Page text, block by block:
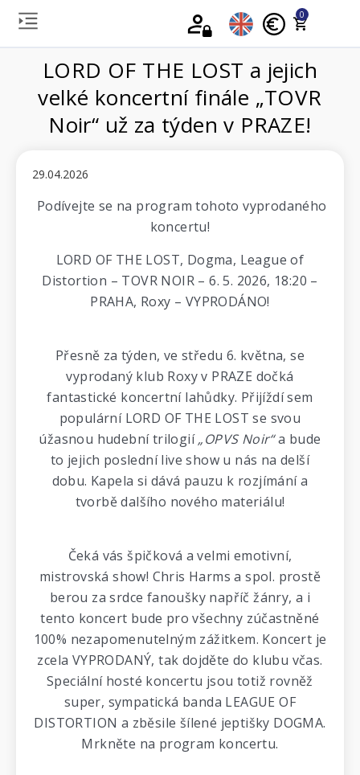
0
LORD OF THE LOST a jejich
velké koncertní finále „TOVR
Noir“ už za týden v PRAZE!
29.04.2026
Podívejte se na program tohoto vyprodaného
koncertu!
LORD OF THE LOST, Dogma, League of
Distortion – TOVR NOIR – 6. 5. 2026, 18:20 –
PRAHA, Roxy – VYPRODÁNO!
Přesně za týden, ve středu 6. května, se
vyprodaný klub Roxy v PRAZE dočká
fantastické koncertní lahůdky. Přijíždí sem
populární LORD OF THE LOST se svou
úžasnou hudební trilogií„OPVS Noir“a bude
to jejich poslední live show u nás na delší
dobu. Kapela si dává pauzu k rozjímání a
tvorbě dalšího nového materiálu!
Čeká vás špičková a velmi emotivní,
mistrovská show! Chris Harms a spol. prostě
berou za srdce fanoušky napříč žánry, a i
tento koncert bude pro všechny zúčastněné
100% nezapomenutelným zážitkem. Koncert je
zcela VYPRODANÝ, tak dojděte do klubu včas.
Speciální hosté koncertu jsou totiž rovněž
super, sympatická banda LEAGUE OF
DISTORTION a zběsile šílené jeptišky DOGMA.
Mrkněte na program koncertu.